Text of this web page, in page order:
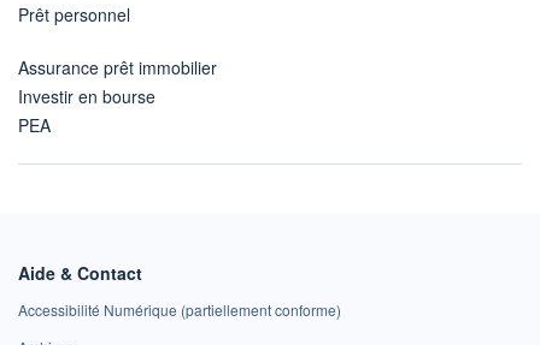
Prêt personnel
Assurance prêt immobilier
Investir en bourse
PEA
Aide & Contact
Accessibilité Numérique (partiellement conforme)